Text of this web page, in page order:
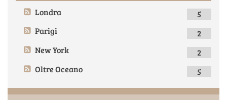
Londra
5
Parigi
2
New York
2
Oltre Oceano
5